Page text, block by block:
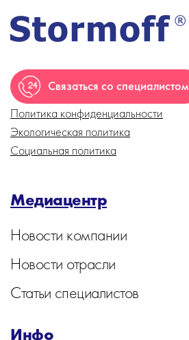
Связаться со специалистом
Политика конфиденциальности
Экологическая политика
Социальная политика
Медиацентр
Новости компании
Новости отрасли
Статьи специалистов
Инфо